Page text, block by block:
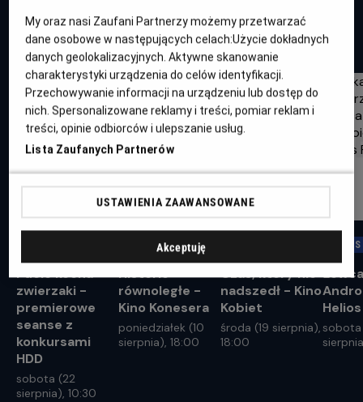
WYDARZENIA
Pucio kocha
zwierzaki -
premierowe
seanse z
konkursami
HDD
sobota (22
sierpnia), 10:30
KINO KONESERA
Historie
równoległe -
Kino Konesera
poniedziałek (10
sierpnia), 18:00
Czas, który nie
nadszedł - Kino
Kobiet
środa (19 sierpnia),
18:00
Łowca
My oraz nasi Zaufani Partnerzy możemy przetwarzać
dane osobowe w następujących celach:Użycie dokładnych
danych geolokalizacyjnych. Aktywne skanowanie
charakterystyki urządzenia do celów identyfikacji.
Przechowywanie informacji na urządzeniu lub dostęp do
nich. Spersonalizowane reklamy i treści, pomiar reklam i
treści, opinie odbiorców i ulepszanie usług.
Lista Zaufanych Partnerów
USTAWIENIA ZAAWANSOWANE
Akceptuję